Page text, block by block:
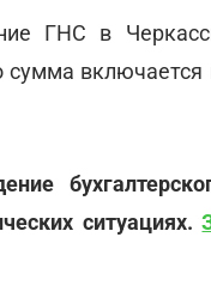
ГНС в
сумма
ситуациях.